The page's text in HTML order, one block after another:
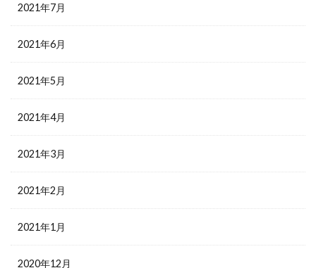
2021年7月
2021年6月
2021年5月
2021年4月
2021年3月
2021年2月
2021年1月
2020年12月